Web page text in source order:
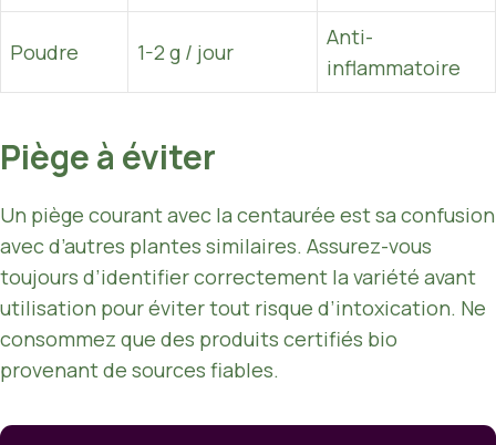
Poudre 1-2 g / jour
Anti-
inflammatoire
Piège à éviter
Un piège courant avec la centaurée est sa confusion
avec d’autres plantes similaires. Assurez-vous
toujours d’identifier correctement la variété avant
utilisation pour éviter tout risque d’intoxication. Ne
consommez que des produits certifiés bio
provenant de sources fiables.